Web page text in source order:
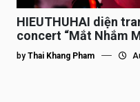
HIEUTHUHAI diện
concert “Mắt Nhắm
by Thai Khang Pham